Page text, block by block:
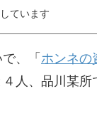
ています
、「 ホンネの
人、品川某所